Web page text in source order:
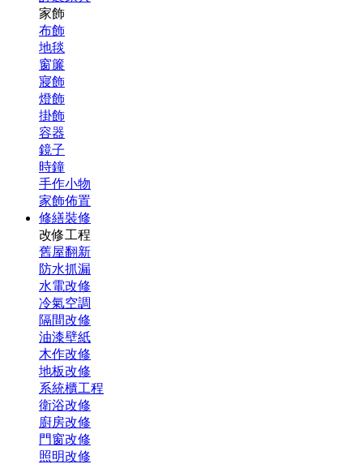
家飾
布飾
地毯
窗簾
寢飾
燈飾
掛飾
容器
鏡子
時鐘
手作小物
家飾佈置
修繕裝修
改修工程
舊屋翻新
防水抓漏
水電改修
冷氣空調
隔間改修
油漆壁紙
木作改修
地板改修
系統櫃工程
衛浴改修
廚房改修
門窗改修
照明改修